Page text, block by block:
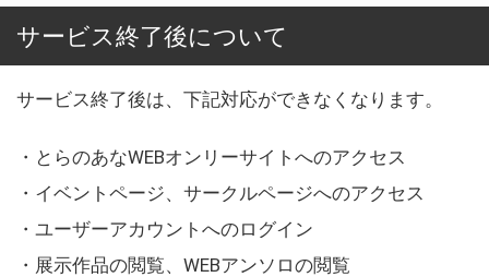
サービス終了後について
サービス終了後は、下記対応ができなくなります。
・とらのあなWEBオンリーサイトへのアクセス
・イベントページ、サークルページへのアクセス
・ユーザーアカウントへのログイン
・展示作品の閲覧、WEBアンソロの閲覧